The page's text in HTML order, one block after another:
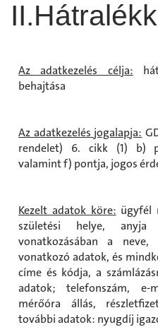
Az adatkezelés célja:
behajtása
Az adatkezelés jogalapja:
rendelet) 6. cikk (1) b)
valamint f) pontja, jogos
Kezelt adatok köre: ügyfél
születési helye, anyja
vonatkozásában a neve,
vonatkozó adatok, és
címe és kódja, a
adatok; telefonszám,
mérőóra állás,
további adatok: nyugdíj